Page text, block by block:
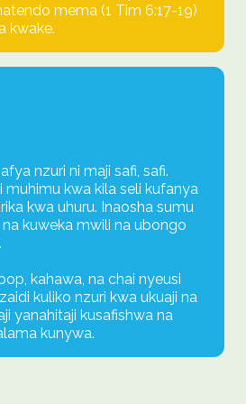
mema (1 Tim 6:17-19)
kwake.
nzuri ni maji safi, safi.
muhimu kwa kila seli kufanya
kwa uhuru. Inaosha sumu
kuweka mwili na ubongo
kahawa, na chai nyeusi
kuliko nzuri kwa ukuaji na
yanahitaji kusafishwa na
kunywa.